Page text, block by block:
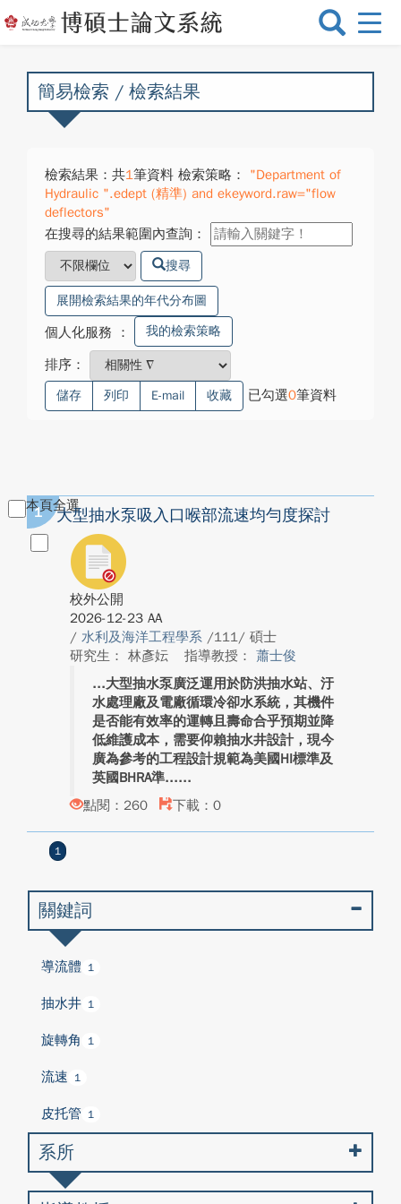
選
換
簡易檢索 / 檢索結果
檢索結果：共1筆資料 檢索策略：
"Department of
Hydraulic ".edept (精準) and ekeyword.raw="flow
deflectors"
在搜尋的結果範圍內查詢：
搜尋
展開檢索結果的年代分布圖
個人化服務 ： 我的檢索策略
排序：
儲存 列印 E-mail 收藏 已勾選0筆資料
本頁全選
1 大型抽水泵吸入口喉部流速均勻度探討
校外公開
2026-12-23 AA
/ 水利及海洋工程學系 /111/ 碩士
研究生： 林彥妘
指導教授： 蕭士俊
大型抽水泵廣泛運用於防洪抽水站、汙
水處理廠及電廠循環冷卻水系統，其機件
是否能有效率的運轉且壽命合乎預期並降
低維護成本，需要仰賴抽水井設計，現今
廣為參考的工程設計規範為美國HI標準及
英國BHRA準...
點閱：260
下載：0
1
關鍵詞
導流體 1
抽水井 1
旋轉角 1
流速 1
皮托管 1
系所